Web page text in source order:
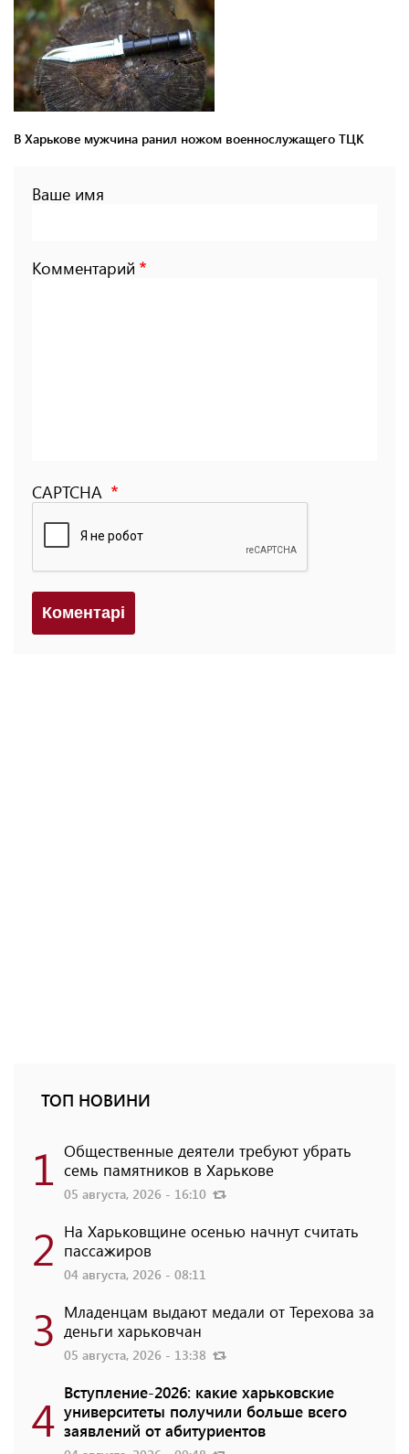
В Харькове мужчина ранил ножом военнослужащего ТЦК
Ваше имя
Комментарий
CAPTCHA
Коментарi
ТОП НОВИНИ
1 Общественные деятели требуют убрать
семь памятников в Харькове
05 августа, 2026 - 16:10
2 На Харьковщине осенью начнут считать
пассажиров
04 августа, 2026 - 08:11
3 Младенцам выдают медали от Терехова за
деньги харьковчан
05 августа, 2026 - 13:38
4 Вступление-2026: какие харьковские
университеты получили больше всего
заявлений от абитуриентов